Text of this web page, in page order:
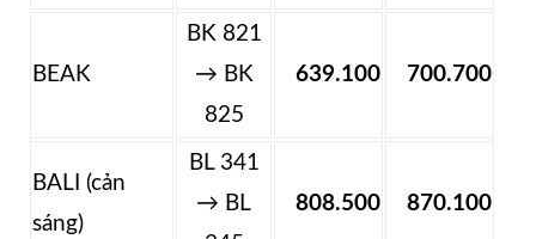
BEAK
BK 821
→ BK
825
639.100 700.700
BALI (cản
sáng)
BL 341
→ BL
808.500 870.100